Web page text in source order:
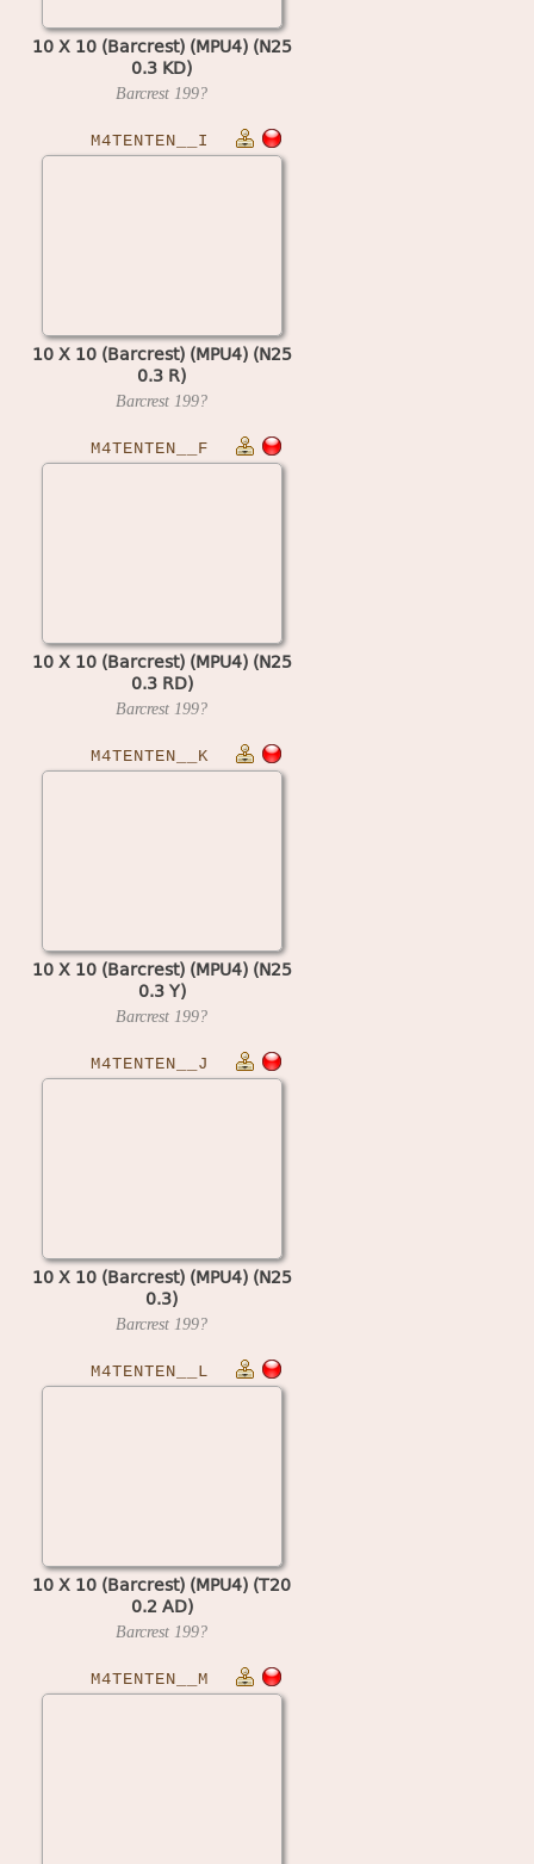
10 X 10 (Barcrest) (MPU4) (N25
0.3 KD)
Barcrest 199?
M4TENTEN__I
10 X 10 (Barcrest) (MPU4) (N25
0.3 R)
Barcrest 199?
M4TENTEN__F
10 X 10 (Barcrest) (MPU4) (N25
0.3 RD)
Barcrest 199?
M4TENTEN__K
10 X 10 (Barcrest) (MPU4) (N25
0.3 Y)
Barcrest 199?
M4TENTEN__J
10 X 10 (Barcrest) (MPU4) (N25
0.3)
Barcrest 199?
M4TENTEN__L
10 X 10 (Barcrest) (MPU4) (T20
0.2 AD)
Barcrest 199?
M4TENTEN__M